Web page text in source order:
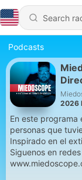
Podcasts
2026
En este programa
personas que
Inspirado en el
Siguenos en
escucha nuestro